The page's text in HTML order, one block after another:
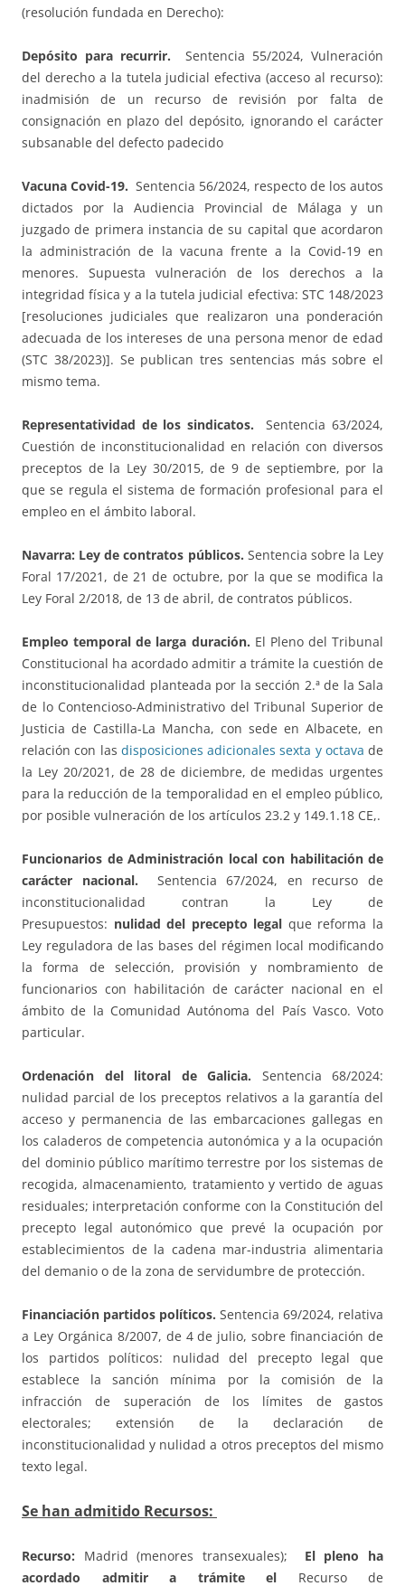
(resolución fundada en Derecho):
Depósito para recurrir. Sentencia 55/2024, Vulneración
del derecho a la tutela judicial efectiva (acceso al recurso):
inadmisión de un recurso de revisión por falta de
consignación en plazo del depósito, ignorando el carácter
subsanable del defecto padecido
Vacuna Covid-19. Sentencia 56/2024, respecto de los autos
dictados por la Audiencia Provincial de Málaga y un
juzgado de primera instancia de su capital que acordaron
la administración de la vacuna frente a la Covid-19 en
menores. Supuesta vulneración de los derechos a la
integridad física y a la tutela judicial efectiva: STC 148/2023
[resoluciones judiciales que realizaron una ponderación
adecuada de los intereses de una persona menor de edad
(STC 38/2023)]. Se publican tres sentencias más sobre el
mismo tema.
Representatividad de los sindicatos. Sentencia 63/2024,
Cuestión de inconstitucionalidad en relación con diversos
preceptos de la Ley 30/2015, de 9 de septiembre, por la
que se regula el sistema de formación profesional para el
empleo en el ámbito laboral.
Navarra: Ley de contratos públicos. Sentencia sobre la Ley
Foral 17/2021, de 21 de octubre, por la que se modifica la
Ley Foral 2/2018, de 13 de abril, de contratos públicos.
Empleo temporal de larga duración. El Pleno del Tribunal
Constitucional ha acordado admitir a trámite la cuestión de
inconstitucionalidad planteada por la sección 2.ª de la Sala
de lo Contencioso-Administrativo del Tribunal Superior de
Justicia de Castilla-La Mancha, con sede en Albacete, en
relación con las disposiciones adicionales sexta y octava de
la Ley 20/2021, de 28 de diciembre, de medidas urgentes
para la reducción de la temporalidad en el empleo público,
por posible vulneración de los artículos 23.2 y 149.1.18 CE,.
Funcionarios de Administración local con habilitación de
carácter nacional. Sentencia 67/2024, en recurso de
inconstitucionalidad contran la Ley de
Presupuestos: nulidad del precepto legal que reforma la
Ley reguladora de las bases del régimen local modificando
la forma de selección, provisión y nombramiento de
funcionarios con habilitación de carácter nacional en el
ámbito de la Comunidad Autónoma del País Vasco. Voto
particular.
Ordenación del litoral de Galicia. Sentencia 68/2024:
nulidad parcial de los preceptos relativos a la garantía del
acceso y permanencia de las embarcaciones gallegas en
los caladeros de competencia autonómica y a la ocupación
del dominio público marítimo terrestre por los sistemas de
recogida, almacenamiento, tratamiento y vertido de aguas
residuales; interpretación conforme con la Constitución del
precepto legal autonómico que prevé la ocupación por
establecimientos de la cadena mar-industria alimentaria
del demanio o de la zona de servidumbre de protección.
Financiación partidos políticos. Sentencia 69/2024, relativa
a Ley Orgánica 8/2007, de 4 de julio, sobre financiación de
los partidos políticos: nulidad del precepto legal que
establece la sanción mínima por la comisión de la
infracción de superación de los límites de gastos
electorales; extensión de la declaración de
inconstitucionalidad y nulidad a otros preceptos del mismo
texto legal.
Se han admitido Recursos:
Recurso: Madrid (menores transexuales);
El pleno ha
acordado admitir a trámite el Recurso de